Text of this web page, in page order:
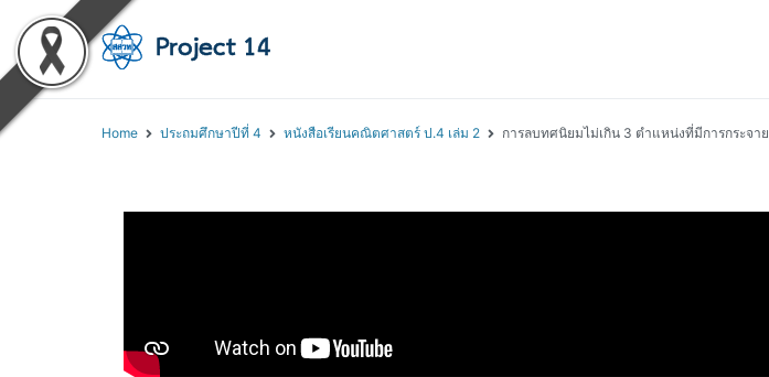
Home ประถมศึกษาปีที่ 4 หนังสือเรียนคณิตศาสตร์ ป.4 เล่ม 2 การลบทศนิยมไม่เกิน 3 ตำแหน่งที่มีการกระจาย